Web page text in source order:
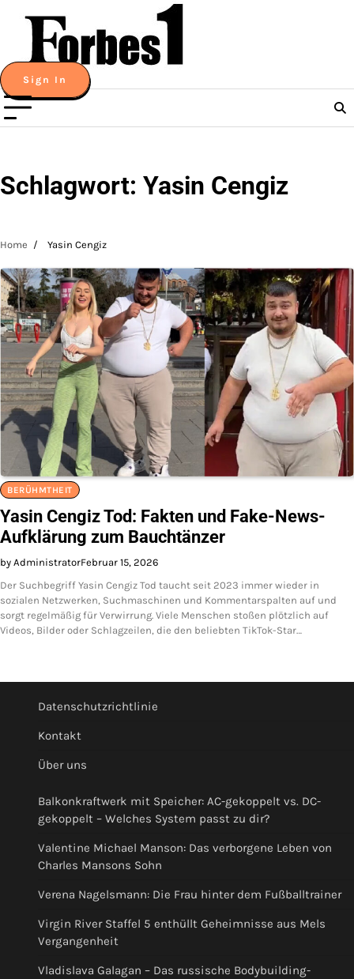
content
Sign In
Schlagwort: Yasin Cengiz
Home Yasin Cengiz
BERÜHMTHEIT
Yasin Cengiz Tod: Fakten und Fake-News-
Aufklärung zum Bauchtänzer
by AdministratorFebruar 15, 2026
Der Suchbegriff Yasin Cengiz Tod taucht seit 2023 immer wieder in
sozialen Netzwerken, Suchmaschinen und Kommentarspalten auf und
sorgt regelmäßig für Verwirrung. Viele Menschen stoßen plötzlich auf
Videos, Bilder oder Schlagzeilen, die den beliebten TikTok-Star…
Datenschutzrichtlinie
Kontakt
Über uns
Balkonkraftwerk mit Speicher: AC-gekoppelt vs. DC-
gekoppelt – Welches System passt zu dir?
Valentine Michael Manson: Das verborgene Leben von
Charles Mansons Sohn
Verena Nagelsmann: Die Frau hinter dem Fußballtrainer
Virgin River Staffel 5 enthüllt Geheimnisse aus Mels
Vergangenheit
Vladislava Galagan – Das russische Bodybuilding-